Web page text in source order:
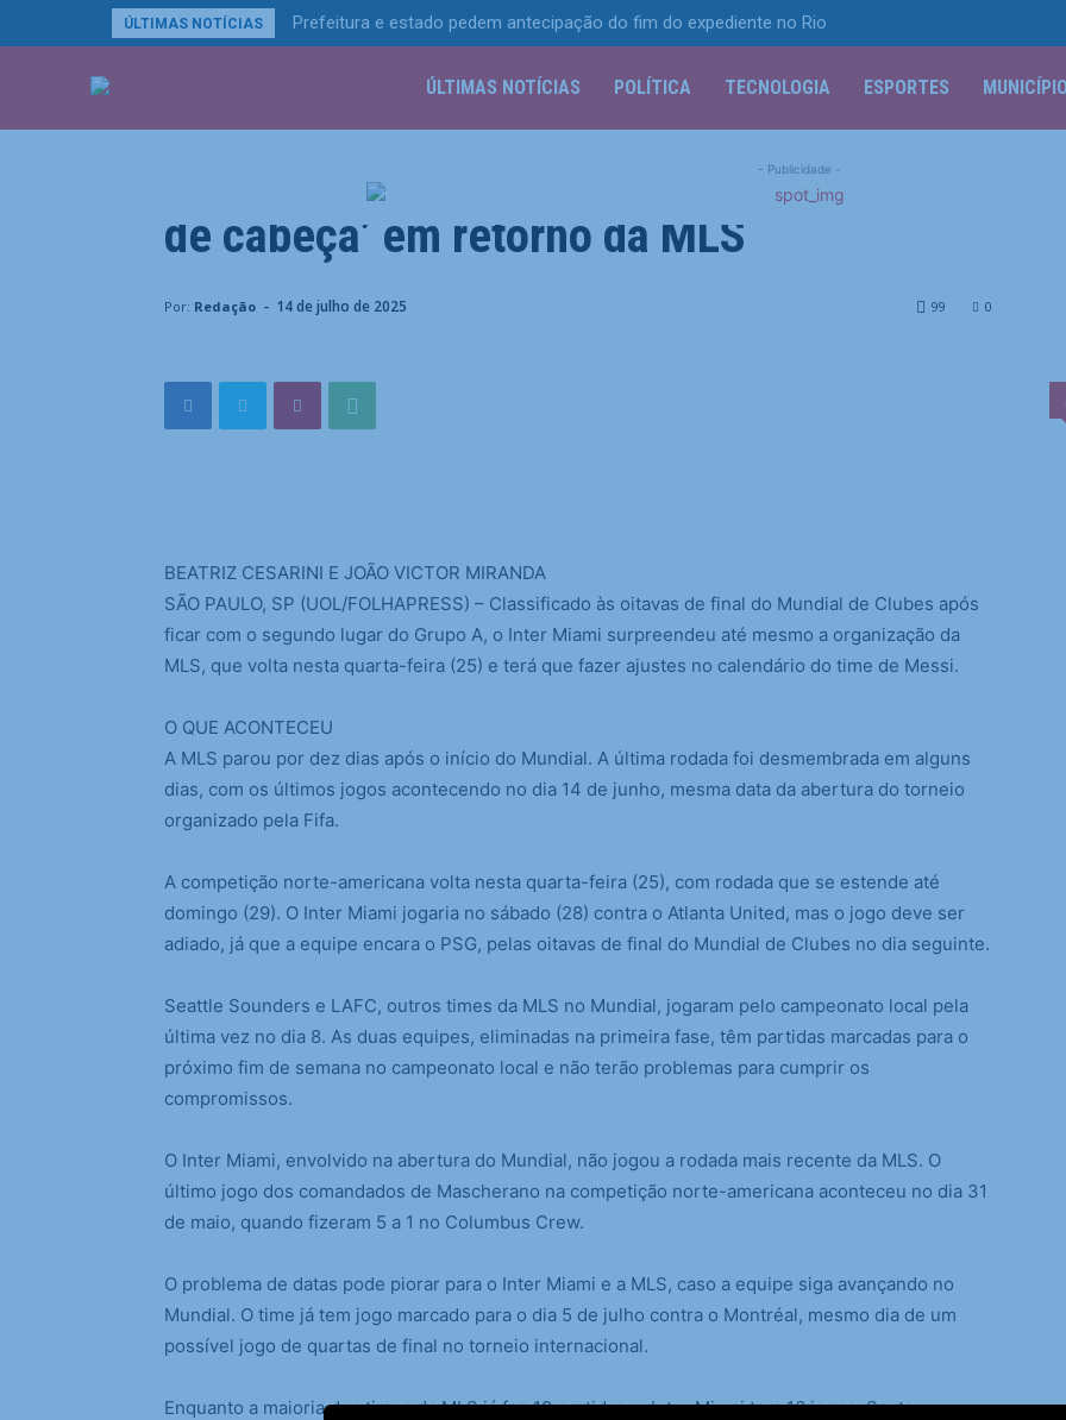
ÚLTIMAS NOTÍCIAS Prefeitura e estado pedem antecipação do fim do expediente no Rio
ÚLTIMAS NOTÍCIAS POLÍTICA TECNOLOGIA ESPORTES
- Publicidade -
Esportes
Inter Miami supera expectativas e vira ‘dor
de cabeça’ em retorno da MLS
Por: Redação - 14 de julho de 2025 0
99
BEATRIZ CESARINI E JOÃO VICTOR MIRANDA
SÃO PAULO, SP (UOL/FOLHAPRESS) – Classificado às oitavas de final do Mundial de Clubes após
ficar com o segundo lugar do Grupo A, o Inter Miami surpreendeu até mesmo a organização da
MLS, que volta nesta quarta-feira (25) e terá que fazer ajustes no calendário do time de Messi.
O QUE ACONTECEU
A MLS parou por dez dias após o início do Mundial. A última rodada foi desmembrada em alguns
dias, com os últimos jogos acontecendo no dia 14 de junho, mesma data da abertura do torneio
organizado pela Fifa.
A competição norte-americana volta nesta quarta-feira (25), com rodada que se estende até
domingo (29). O Inter Miami jogaria no sábado (28) contra o Atlanta United, mas o jogo deve ser
adiado, já que a equipe encara o PSG, pelas oitavas de final do Mundial de Clubes no dia seguinte.
Seattle Sounders e LAFC, outros times da MLS no Mundial, jogaram pelo campeonato local pela
última vez no dia 8. As duas equipes, eliminadas na primeira fase, têm partidas marcadas para o
próximo fim de semana no campeonato local e não terão problemas para cumprir os
compromissos.
O Inter Miami, envolvido na abertura do Mundial, não jogou a rodada mais recente da MLS. O
último jogo dos comandados de Mascherano na competição norte-americana aconteceu no dia 31
de maio, quando fizeram 5 a 1 no Columbus Crew.
O problema de datas pode piorar para o Inter Miami e a MLS, caso a equipe siga avançando no
Mundial. O time já tem jogo marcado para o dia 5 de julho contra o Montréal, mesmo dia de um
possível jogo de quartas de final no torneio internacional.
Enquanto a maioria dos times da MLS já fez 18 partidas, o Inter Miami tem 16 jogos. Sexta